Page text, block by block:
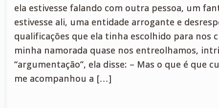
ela estivesse falando com outra pessoa, um
estivesse ali, uma entidade arrogante e
qualificações que ela tinha escolhido para nos
minha namorada quase nos entreolhamos,
“argumentação”, ela disse: – Mas o que é que
me acompanhou a […]